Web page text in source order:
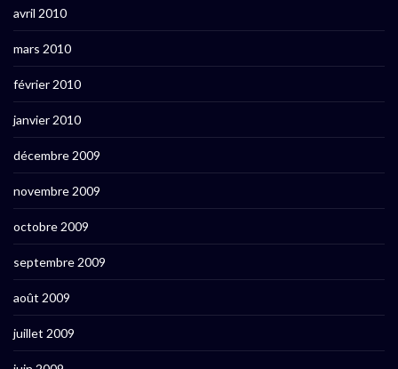
avril 2010
mars 2010
février 2010
janvier 2010
décembre 2009
novembre 2009
octobre 2009
septembre 2009
août 2009
juillet 2009